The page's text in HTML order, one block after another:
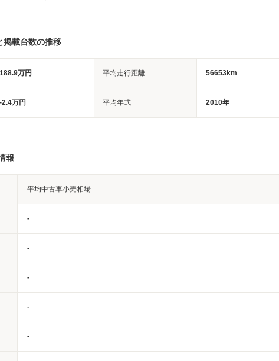
掲載台数の推移
188.9万円 平均走行距離 56653km
-2.4万円 平均年式 2010年
報
平均中古車小売相場
-
-
-
-
-